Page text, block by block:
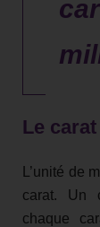
Le carat
L’unité de
carat. Un
chaque